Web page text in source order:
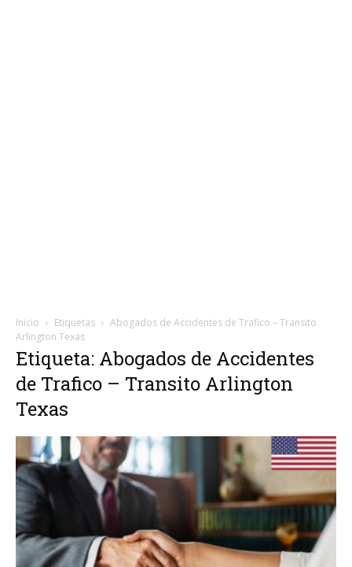
Inicio Etiquetas
Abogados de Accidentes de Trafico – Transito
Arlington Texas
Etiqueta: Abogados de Accidentes
de Trafico – Transito Arlington
Texas